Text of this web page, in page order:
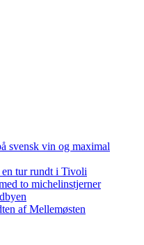
svensk vin og maximal
tur rundt i Tivoli
to michelinstjerner
af Mellemøsten